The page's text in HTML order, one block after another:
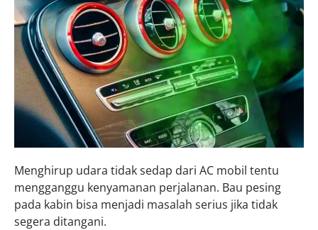
Menghirup udara tidak sedap dari AC mobil tentu
mengganggu kenyamanan perjalanan. Bau pesing
pada kabin bisa menjadi masalah serius jika tidak
segera ditangani.